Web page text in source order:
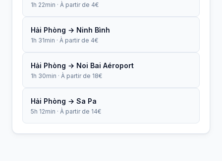
1h 22min · À partir de 4€
Hải Phòng → Ninh Bình
1h 31min · À partir de 4€
Hải Phòng → Noi Bai Aéroport
1h 30min · À partir de 18€
Hải Phòng → Sa Pa
5h 12min · À partir de 14€